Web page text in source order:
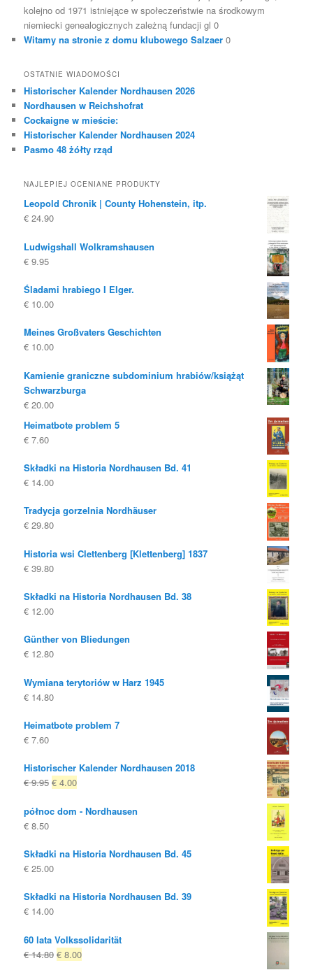
kolejno od 1971 istniejące w społeczeństwie na środkowym
niemiecki genealogicznych zależną fundacji gl 0
Witamy na stronie z domu klubowego Salzaer 0
OSTATNIE WIADOMOŚCI
Historischer Kalender Nordhausen 2026
Nordhausen w Reichshofrat
Cockaigne w mieście:
Historischer Kalender Nordhausen 2024
Pasmo 48 żółty rząd
NAJLEPIEJ OCENIANE PRODUKTY
Leopold Chronik | County Hohenstein, itp.
€ 24.90
Ludwigshall Wolkramshausen
€ 9.95
Śladami hrabiego I Elger.
€ 10.00
Meines Großvaters Geschichten
€ 10.00
Kamienie graniczne subdominium hrabiów/książąt
Schwarzburga
€ 20.00
Heimatbote problem 5
€ 7.60
Składki na Historia Nordhausen Bd. 41
€ 14.00
Tradycja gorzelnia Nordhäuser
€ 29.80
Historia wsi Clettenberg [Klettenberg] 1837
€ 39.80
Składki na Historia Nordhausen Bd. 38
€ 12.00
Günther von Bliedungen
€ 12.80
Wymiana terytoriów w Harz 1945
€ 14.80
Heimatbote problem 7
€ 7.60
Historischer Kalender Nordhausen 2018
€9.95 Oryginalna
była:
€ 4.00Obecna
to:
północ dom - Nordhausen
€ 8.50
Składki na Historia Nordhausen Bd. 45
€ 25.00
Składki na Historia Nordhausen Bd. 39
€ 14.00
60 lata Volkssolidarität
€14.80 Oryginalna
€ 8.00Obecna